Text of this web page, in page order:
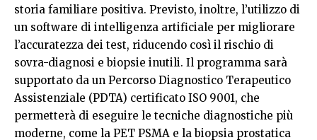
storia familiare positiva. Previsto, inoltre, l’utilizzo di
un software di intelligenza artificiale per migliorare
l’accuratezza dei test, riducendo così il rischio di
sovra-diagnosi e biopsie inutili. Il programma sarà
supportato da un Percorso Diagnostico Terapeutico
Assistenziale (PDTA) certificato ISO 9001, che
permetterà di eseguire le tecniche diagnostiche più
moderne, come la PET PSMA e la biopsia prostatica